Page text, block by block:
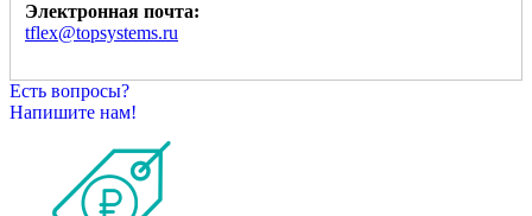
Электронная почта:
tflex@topsystems.ru
Есть вопросы?
Напишите нам!